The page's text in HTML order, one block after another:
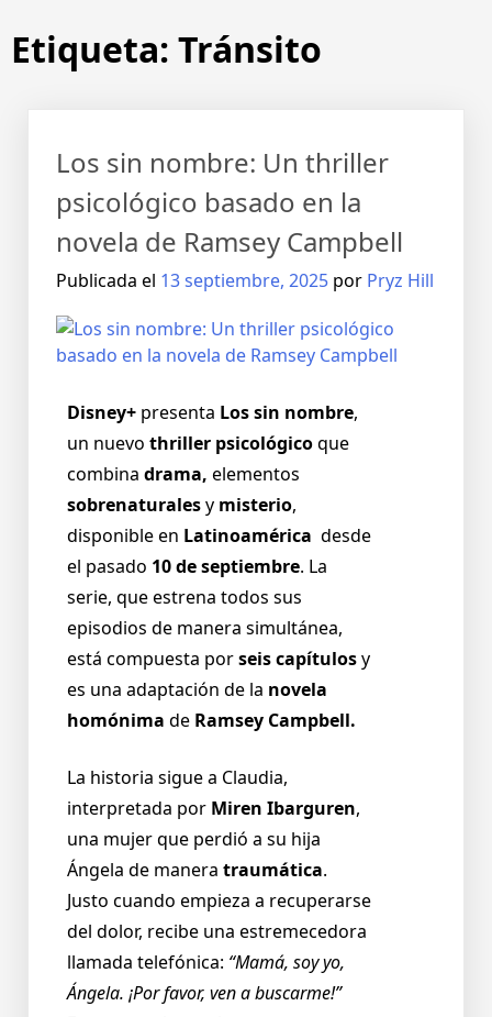
Etiqueta: Tránsito
Los sin nombre: Un thriller
psicológico basado en la
novela de Ramsey Campbell
Publicada el 13 septiembre, 2025 por Pryz Hill
Disney+ presenta Los sin nombre,
un nuevo thriller psicológicoque
combina drama, elementos
sobrenaturalesy misterio,
disponible en Latinoamérica desde
el pasado 10 de septiembre. La
serie, que estrena todos sus
episodios de manera simultánea,
está compuesta porseis capítulosy
es una adaptación de la novela
homónima de Ramsey Campbell.
La historia sigue a Claudia,
interpretada por Miren Ibarguren,
una mujer que perdió a su hija
Ángela de manera traumática.
Justo cuando empieza a recuperarse
del dolor, recibe una estremecedora
llamada telefónica: “Mamá, soy yo,
Ángela. ¡Por favor, ven a buscarme!”